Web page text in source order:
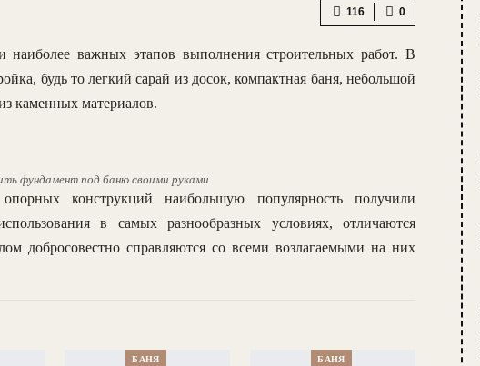
0
116
важных этапов выполнения строительных работ. В
будь то легкий сарай из досок, компактная баня, небольшой
каменных материалов.
фундамент под баню своими руками
конструкций наибольшую популярность получили
в самых разнообразных условиях, отличаются
добросовестно справляются со всеми возлагаемыми на них
БАНЯ БАНЯ